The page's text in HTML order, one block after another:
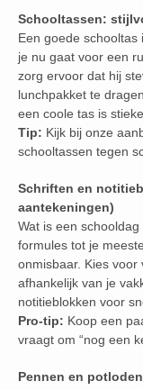
Schooltassen:
Een goede
je nu gaat voor een
zorg ervoor dat hij
lunchpakket te
een coole tas is
Tip: Kijk bij onze
schooltassen tegen
Schriften en
aantekeningen)
Wat is een
formules tot je
onmisbaar. Kies voor
afhankelijk van je
notitieblokken voor
Pro-tip: Koop een
vraagt om “nog een
Pennen en